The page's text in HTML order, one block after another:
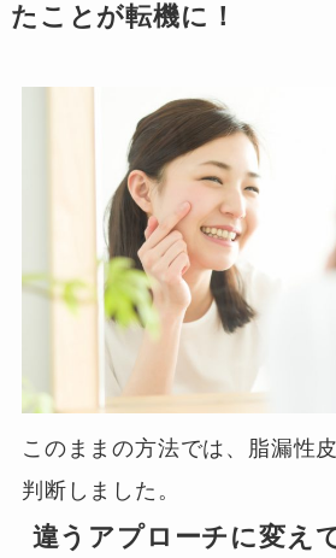
たことが転機に！
このままの方法では、脂漏性
判断しました。
違うアプローチに変え